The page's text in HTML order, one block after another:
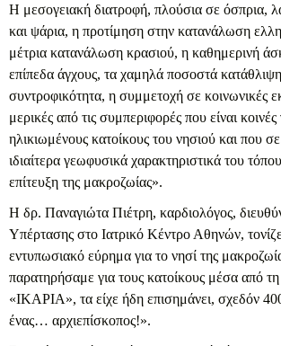
Η μεσογειακή διατροφή, πλούσια σε όσπρια,
και ψάρια, η προτίμηση στην κατανάλωση
μέτρια κατανάλωση κρασιού, η καθημερινή
επίπεδα άγχους, τα χαμηλά ποσοστά
συντροφικότητα, η συμμετοχή σε κοινωνικές
μερικές από τις συμπεριφορές που είναι κοινές
ηλικιωμένους κατοίκους του νησιού και που
ιδιαίτερα γεωφυσικά χαρακτηριστικά του
επίτευξη της μακροζωίας».
Η δρ. Παναγιώτα Πιέτρη, καρδιολόγος,
Υπέρτασης στο Ιατρικό Κέντρο Αθηνών,
εντυπωσιακό εύρημα για το νησί της
παρατηρήσαμε για τους κατοίκους μέσα από
«ΙΚΑΡΙΑ», τα είχε ήδη επισημάνει, σχεδόν
ένας… αρχιεπίσκοπος!».